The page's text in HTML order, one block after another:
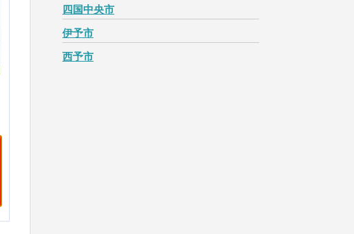
四国中央市
伊予市
西予市